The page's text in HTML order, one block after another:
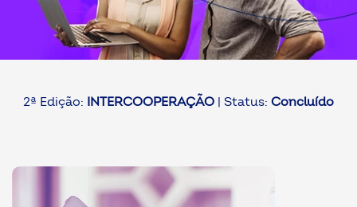
2ª Edição: INTERCOOPERAÇÃO | Status: Concluído